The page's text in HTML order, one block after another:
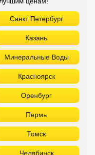
Пермь
Томск
Челябинск
звезд
фильтры
Аланья